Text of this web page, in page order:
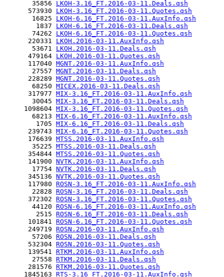
       35856
LKOH-3.16_FT.2016-03-11.Deals.qsh
      573930
LKOH-3.16_FT.2016-03-11.Quotes.qsh
       16825
LKOH-6.16_FT.2016-03-11.AuxInfo.qsh
        1837
LKOH-6.16_FT.2016-03-11.Deals.qsh
       74262
LKOH-6.16_FT.2016-03-11.Quotes.qsh
      220331
LKOH.2016-03-11.AuxInfo.qsh
       53671
LKOH.2016-03-11.Deals.qsh
      479164
LKOH.2016-03-11.Quotes.qsh
      117040
MGNT.2016-03-11.AuxInfo.qsh
       27557
MGNT.2016-03-11.Deals.qsh
      228289
MGNT.2016-03-11.Quotes.qsh
       68250
MICEX.2016-03-11.Deals.qsh
      317977
MIX-3.16_FT.2016-03-11.AuxInfo.qsh
       30045
MIX-3.16_FT.2016-03-11.Deals.qsh
     1098604
MIX-3.16_FT.2016-03-11.Quotes.qsh
       68213
MIX-6.16_FT.2016-03-11.AuxInfo.qsh
        1705
MIX-6.16_FT.2016-03-11.Deals.qsh
      239743
MIX-6.16_FT.2016-03-11.Quotes.qsh
      176639
MTSS.2016-03-11.AuxInfo.qsh
       35225
MTSS.2016-03-11.Deals.qsh
      354844
MTSS.2016-03-11.Quotes.qsh
      141900
NVTK.2016-03-11.AuxInfo.qsh
       17754
NVTK.2016-03-11.Deals.qsh
      345136
NVTK.2016-03-11.Quotes.qsh
      117980
ROSN-3.16_FT.2016-03-11.AuxInfo.qsh
       22828
ROSN-3.16_FT.2016-03-11.Deals.qsh
      372302
ROSN-3.16_FT.2016-03-11.Quotes.qsh
       44120
ROSN-6.16_FT.2016-03-11.AuxInfo.qsh
        2515
ROSN-6.16_FT.2016-03-11.Deals.qsh
      101841
ROSN-6.16_FT.2016-03-11.Quotes.qsh
      249719
ROSN.2016-03-11.AuxInfo.qsh
       57206
ROSN.2016-03-11.Deals.qsh
      532304
ROSN.2016-03-11.Quotes.qsh
      139541
RTKM.2016-03-11.AuxInfo.qsh
       27558
RTKM.2016-03-11.Deals.qsh
      281576
RTKM.2016-03-11.Quotes.qsh
     1845163
RTS-3.16_FT.2016-03-11.AuxInfo.qsh